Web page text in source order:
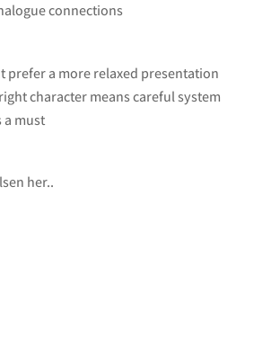
connections
prefer a more relaxed presentation
character means careful system
a must
her..